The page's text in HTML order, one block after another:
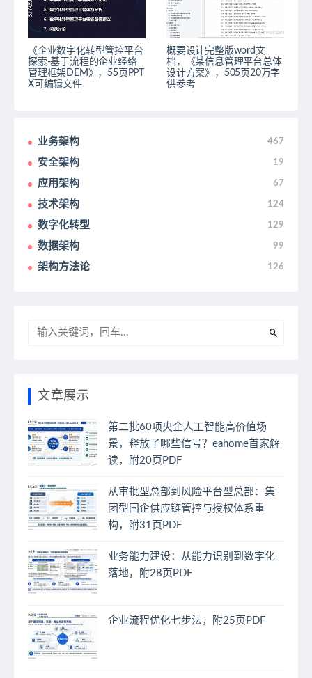
《企业数字化转型管控平台
探索-基于流程的企业经络
管理框架DEM》，55页PPT
X可编辑文件
概要设计完整版word文
档，《某信息管理平台总体
设计方案》，505页20万字
供参考
业务架构 467
安全架构 19
应用架构 67
技术架构 124
数字化转型 129
数据架构 99
架构方法论 126
文章展示
第二批60项央企人工智能高价值场
景，释放了哪些信号？eahome首家解
读，附20页PDF
从审批型总部到风险平台型总部：集
团型国企供应链管控与授权体系重
构，附31页PDF
业务能力建设：从能力识别到数字化
落地，附28页PDF
企业流程优化七步法，附25页PDF